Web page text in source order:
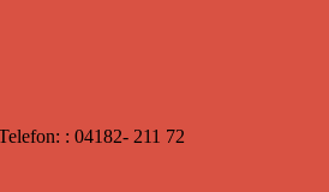
: 04182- 211 72